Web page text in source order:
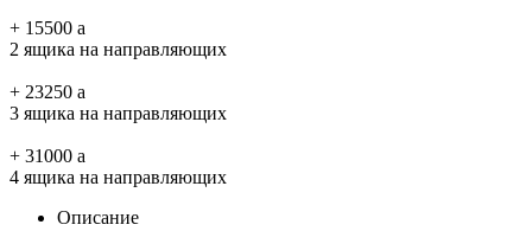
+ 15500 a
2 ящика на направляющих
+ 23250 a
3 ящика на направляющих
+ 31000 a
4 ящика на направляющих
Описание